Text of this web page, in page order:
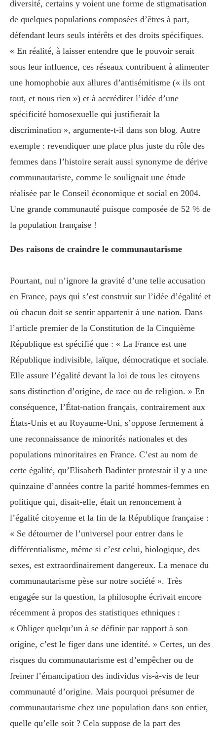
diversité, certains y voient une forme de stigmatisation
de quelques populations composées d’êtres à part,
défendant leurs seuls intérêts et des droits spécifiques.
« En réalité, à laisser entendre que le pouvoir serait
sous leur influence, ces réseaux contribuent à alimenter
une homophobie aux allures d’antisémitisme (« ils ont
tout, et nous rien ») et à accréditer l’idée d’une
spécificité homosexuelle qui justifierait la
discrimination », argumente-t-il dans son blog. Autre
exemple : revendiquer une place plus juste du rôle des
femmes dans l’histoire serait aussi synonyme de dérive
communautariste, comme le soulignait une étude
réalisée par le Conseil économique et social en 2004.
Une grande communauté puisque composée de 52 % de
la population française !
Des raisons de craindre le communautarisme
Pourtant, nul n’ignore la gravité d’une telle accusation
en France, pays qui s’est construit sur l’idée d’égalité et
où chacun doit se sentir appartenir à une nation. Dans
l’article premier de la Constitution de la Cinquième
République est spécifié que : « La France est une
République indivisible, laïque, démocratique et sociale.
Elle assure l’égalité devant la loi de tous les citoyens
sans distinction d’origine, de race ou de religion. » En
conséquence, l’État-nation français, contrairement aux
États-Unis et au Royaume-Uni, s’oppose fermement à
une reconnaissance de minorités nationales et des
populations minoritaires en France. C’est au nom de
cette égalité, qu’Elisabeth Badinter protestait il y a une
quinzaine d’années contre la parité hommes-femmes en
politique qui, disait-elle, était un renoncement à
l’égalité citoyenne et la fin de la République française :
« Se détourner de l’universel pour entrer dans le
différentialisme, même si c’est celui, biologique, des
sexes, est extraordinairement dangereux. La menace du
communautarisme pèse sur notre société ». Très
engagée sur la question, la philosophe écrivait encore
récemment à propos des statistiques ethniques :
« Obliger quelqu’un à se définir par rapport à son
origine, c’est le figer dans une identité. » Certes, un des
risques du communautarisme est d’empêcher ou de
freiner l’émancipation des individus vis-à-vis de leur
communauté d’origine. Mais pourquoi présumer de
communautarisme chez une population dans son entier,
quelle qu’elle soit ? Cela suppose de la part des